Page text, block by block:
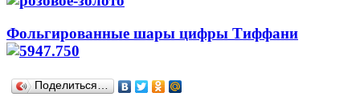
Фольгированные шары цифры Тиффани
Поделиться…